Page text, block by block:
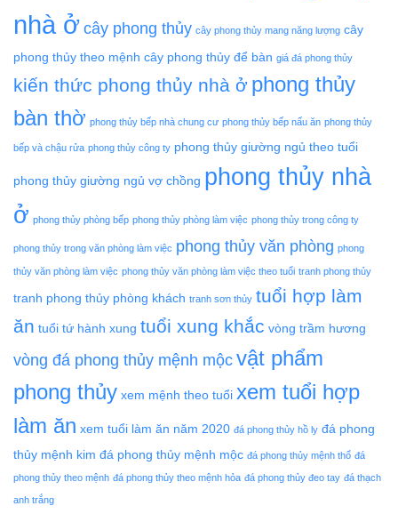
nhà ở cây phong thủy cây phong thủy mang năng lượng cây
phong thủy theo mệnh cây phong thủy để bàn giá đá phong thủy
kiến thức phong thủy nhà ở phong thủy
bàn thờ phong thủy bếp nhà chung cư phong thủy bếp nấu ăn phong thủy
bếp và chậu rửa phong thủy công ty phong thủy giường ngủ theo tuổi
phong thủy giường ngủ vợ chồng phong thủy nhà
ở phong thủy phòng bếp phong thủy phòng làm việc phong thủy trong công ty
phong thủy trong văn phòng làm việc phong thủy văn phòng phong
thủy văn phòng làm việc phong thủy văn phòng làm việc theo tuổi tranh phong thủy
tranh phong thủy phòng khách tranh sơn thủy tuổi hợp làm
ăn tuổi tứ hành xung tuổi xung khắc vòng trầm hương
vòng đá phong thủy mệnh mộc vật phẩm
phong thủy xem mệnh theo tuổi xem tuổi hợp
làm ăn xem tuổi làm ăn năm 2020 đá phong thủy hồ ly đá phong
thủy mệnh kim đá phong thủy mệnh mộc đá phong thủy mệnh thổ đá
phong thủy theo mệnh đá phong thủy theo mệnh hỏa đá phong thủy đeo tay đá thạch
anh trắng